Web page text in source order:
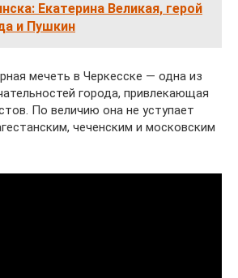
Екатерина Великая, герой
и Пушкин
мечеть в Черкесске — одна из
города, привлекающая
По величию она не уступает
чеченским и московским